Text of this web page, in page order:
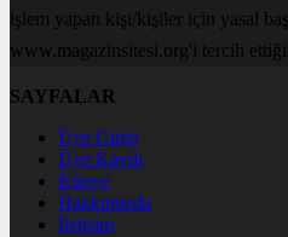
işlem yapan kişi/kişiler için yasal
www.magazinsitesi.org'i tercih
SAYFALAR
Üye Girişi
Üye Kaydı
Künye
Hakkımızda
İletişim